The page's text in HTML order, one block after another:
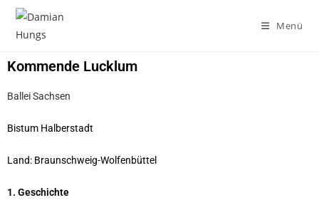
Menü
Kommende Lucklum
Ballei Sachsen
Bistum Halberstadt
Land: Braunschweig-Wolfenbüttel
1. Geschichte